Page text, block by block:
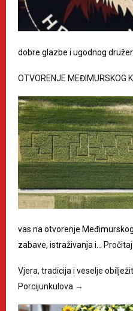
dobre glazbe i ugodnog
OTVORENJE MEĐIMURSKOG
vas na otvorenje
zabave, istraživanja i…
Pročitaj
Vjera, tradicija i veselje
Porcijunkulova →